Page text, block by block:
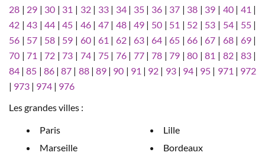
28 | 29 | 30 | 31 | 32| 33| 34| 35| 36 | 37 | 38 | 39 | 40| 41 |
42 |43 |44 |45 | 46| 47| 48| 49| 50 | 51 | 52 | 53 | 54| 55|
56 | 57 | 58 | 59 | 60| 61 | 62| 63| 64 |65 |66 |67 | 68| 69|
70 |71 |72 |73 | 74| 75| 76| 77| 78 |79 |80 |81 | 82| 83|
84 |85 | 86|87 | 88| 89| 90 | 91 | 92 | 93| 94| 95 | 971 | 972
| 973 | 974 | 976
Les grandes villes :
Paris
Marseille
Lille
Bordeaux